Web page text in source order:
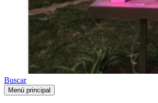
Buscar
Menú principal